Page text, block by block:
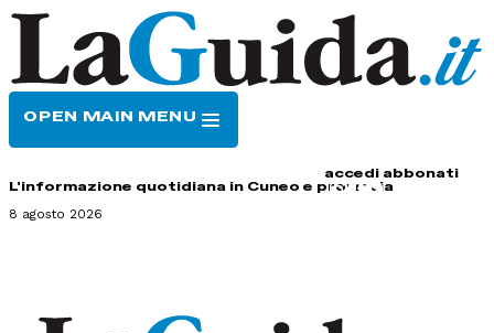
OPEN MAIN MENU
accedi abbonati
L'informazione quotidiana in Cuneo e provincia
8 agosto 2026